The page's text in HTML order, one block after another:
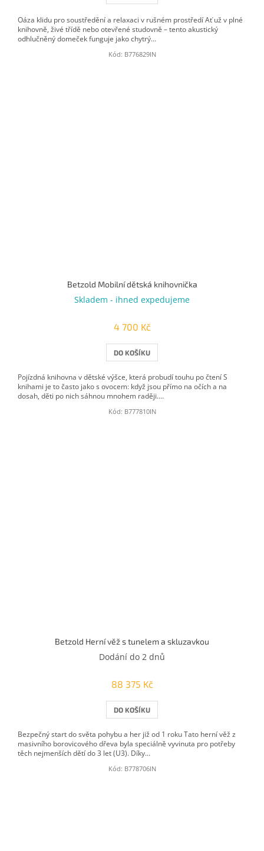
Oáza klidu pro soustředění a relaxaci v rušném prostředí Ať už v plné
knihovně, živé třídě nebo otevřené studovně – tento akustický
odhlučněný domeček funguje jako chytrý...
Kód: B776829IN
Betzold Mobilní dětská knihovnička
Skladem - ihned expedujeme
4 700 Kč
DO KOŠÍKU
Pojízdná knihovna v dětské výšce, která probudí touhu po čtení S
knihami je to často jako s ovocem: když jsou přímo na očích a na
dosah, děti po nich sáhnou mnohem raději....
Kód: B777810IN
Betzold Herní věž s tunelem a skluzavkou
Dodání do 2 dnů
88 375 Kč
DO KOŠÍKU
Bezpečný start do světa pohybu a her již od 1 roku Tato herní věž z
masivního borovicového dřeva byla speciálně vyvinuta pro potřeby
těch nejmenších dětí do 3 let (U3). Díky...
Kód: B778706IN